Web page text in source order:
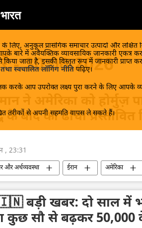
भारत
के लिए, अनुकूल प्रासंगिक समाचार उत्पादों और
बारे में अवैयक्तिक व्यावसायिक जानकारी एकत्र
जाता है, इसकी विस्तृत रूप में जानकारी प्राप्त
स्वचालित लॉगिंग नीति पढ़िए।
करके आप उपरोक्त लक्ष्य पुरा करने के लिए आपके
तरीकों से अपनी सहमति वापस ले सकते हैं।
- 30.06.2026
के बाद का ढांचा प्रस्तावित
, 23:31
और अर्थव्यवस्था ईरान अमेरिका
बड़ी खबर: दो साल में
कुछ सौ से बढ़कर 50,000